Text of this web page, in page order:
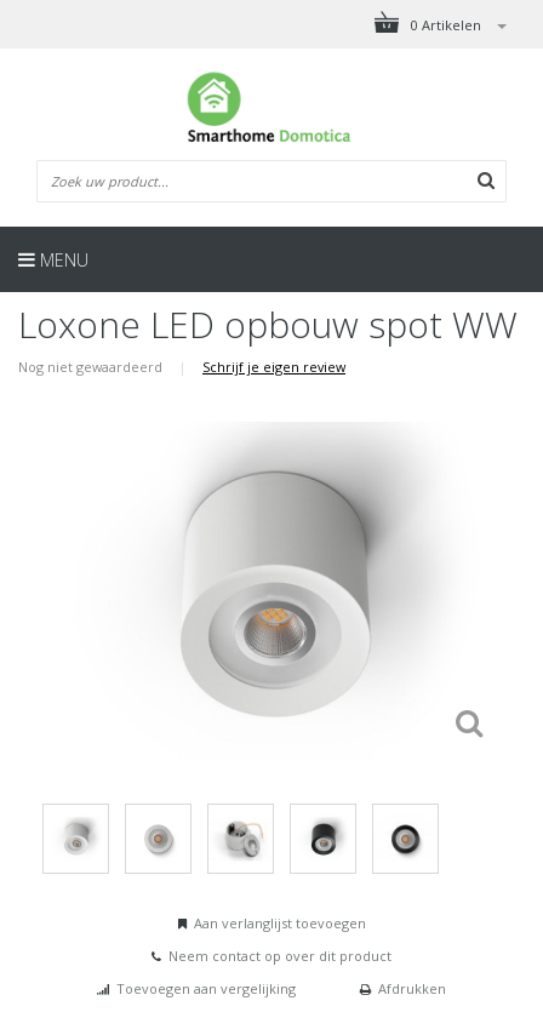
0 Artikelen
MENU
Loxone LED opbouw spot WW
Nog niet gewaardeerd | Schrijf je eigen review
Aan verlanglijst toevoegen
Neem contact op over dit product
Toevoegen aan vergelijking
Afdrukken